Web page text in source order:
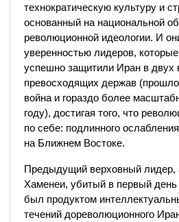
технократическую культуру и
основанный на национальной
революционной идеологии. И
уверенностью лидеров,
успешно защитили Иран в двух
превосходящих держав
война и гораздо более
году), достигая того, что
по себе: подлинного
на Ближнем Востоке.
Предыдущий верховный лидер,
Хаменеи, убитый в первый
был продуктом
течений дореволюционного